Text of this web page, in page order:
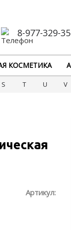
8-977-329-
КОСМЕТИКА
S T U V
Артикул: